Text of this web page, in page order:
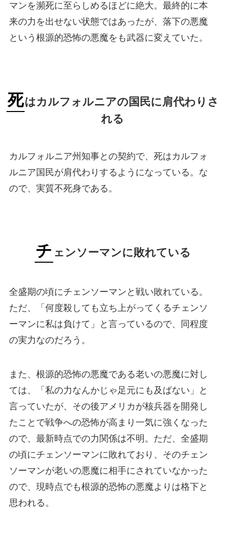
マンを瀕死に至らしめるほどに絶大。最終的に本
来の力を出せない状態ではあったが、落下の悪魔
という根源的恐怖の悪魔をも武器に変えていた。
死はカルフォルニアの国民に肩代わりさ
れる
カルフォルニア州知事との契約で、死はカルフォ
ルニア国民が肩代わりするようになっている。な
ので、実質不死身である。
チ ェンソーマンに敗れている
全盛期の頃にチェンソーマンと戦い敗れている。
ただ、「何度殺しても立ち上がってくるチェンソ
ーマンに私は負けて」と言っているので、同程度
の実力なのだろう。
また、根源的恐怖の悪魔である老いの悪魔に対し
ては、「私の力なんかじゃ足元にも及ばない」と
言っていたが、その後アメリカが核兵器を開発し
たことで戦争への恐怖が高まり一気に強くなった
ので、最新時点での力関係は不明。ただ、全盛期
の頃にチェンソーマンに敗れており、そのチェン
ソーマンが老いの悪魔に相手にされていなかった
ので、現時点でも根源的恐怖の悪魔よりは格下と
思われる。